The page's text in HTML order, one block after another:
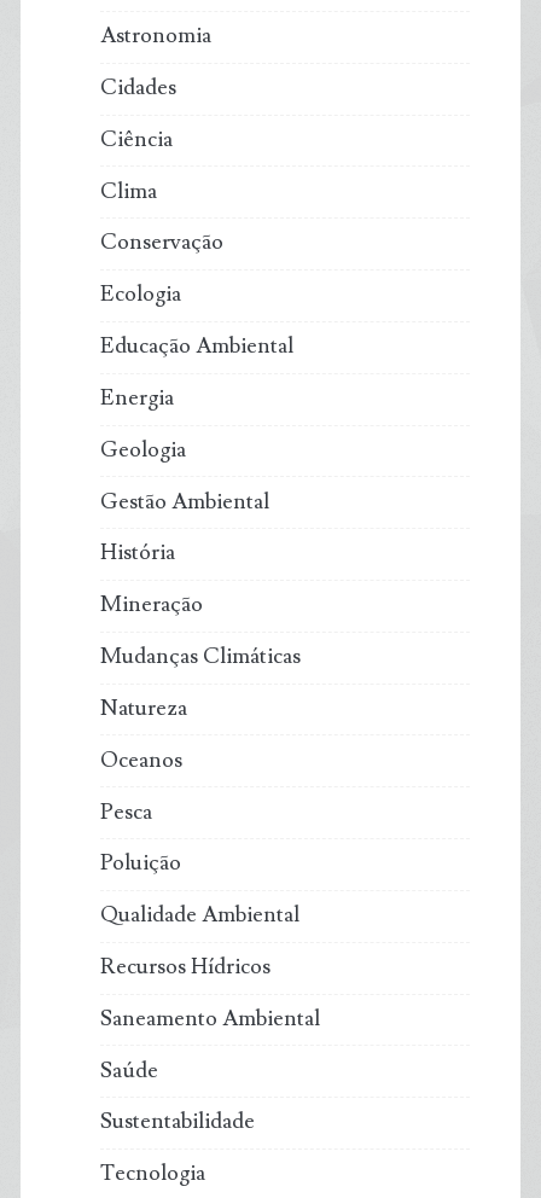
Astronomia
Cidades
Ciência
Clima
Conservação
Ecologia
Educação Ambiental
Energia
Geologia
Gestão Ambiental
História
Mineração
Mudanças Climáticas
Natureza
Oceanos
Pesca
Poluição
Qualidade Ambiental
Recursos Hídricos
Saneamento Ambiental
Saúde
Sustentabilidade
Tecnologia